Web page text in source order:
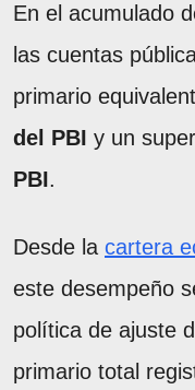
En el acumulado
las cuentas
primario
del PBI y un
PBI.
Desde la cartera
este desempeño
política de ajuste
primario total